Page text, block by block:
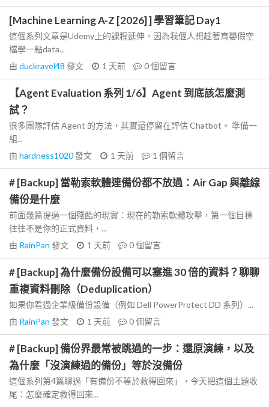
[Machine Learning A-Z [2026] ] 學習筆記 Day1
這個系列文章是Udemy上的課程延伸，因為我個人想趁著育嬰假空
檔學一點data...
由 duckravel48 發文 1 天前 0個留言
【Agent Evaluation 系列 1/6】Agent 到底該怎麼測
試？
很多團隊評估 Agent 的方法，其實還停留在評估 Chatbot。 準備一
組...
由 hardness1020發文 1 天前 1 個留言
# [Backup] 當勒索軟體連備份都不放過：Air Gap 與離線
備份是什麼
前面幾篇提過一個殘酷的現實：現在的勒索軟體攻擊，第一個目標
往往不是你的正式資料，...
由 RainPan 發文 1 天前 0個留言
# [Backup] 為什麼備份設備可以塞進 30 倍的資料？聊聊
重複資料刪除（Deduplication）
如果你看過企業級備份設備（例如 Dell PowerProtect DD 系列）...
由 RainPan 發文 1 天前 0個留言
# [Backup] 備份界最常被跳過的一步：還原演練，以及
為什麼「沒演練過的備份」等於沒備份
這個系列第4篇聊過「有備份不等於救得回來」，今天把這個主題收
尾：怎麼確定救得回來...